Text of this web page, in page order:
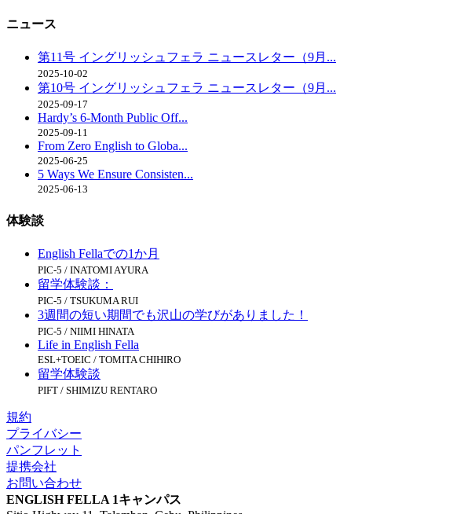
ニュース
第11号 イングリッシュフェラ ニュースレター（9月...
2025-10-02
第10号 イングリッシュフェラ ニュースレター（9月...
2025-09-17
Hardy’s 6-Month Public Off...
2025-09-11
From Zero English to Globa...
2025-06-25
5 Ways We Ensure Consisten...
2025-06-13
体験談
English Fellaでの1か月
PIC-5 / INATOMI AYURA
留学体験談：
PIC-5 / TSUKUMA RUI
3週間の短い期間でも沢山の学びがありました！
PIC-5 / NIIMI HINATA
Life in English Fella
ESL+TOEIC / TOMITA CHIHIRO
留学体験談
PIFT / SHIMIZU RENTARO
規約
プライバシー
パンフレット
提携会社
お問い合わせ
ENGLISH FELLA 1キャンパス